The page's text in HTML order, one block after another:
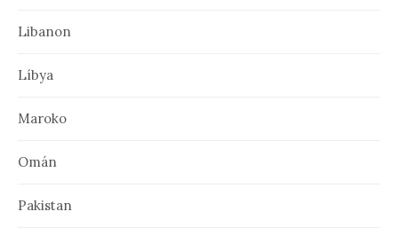
Libanon
Líbya
Maroko
Omán
Pakistan